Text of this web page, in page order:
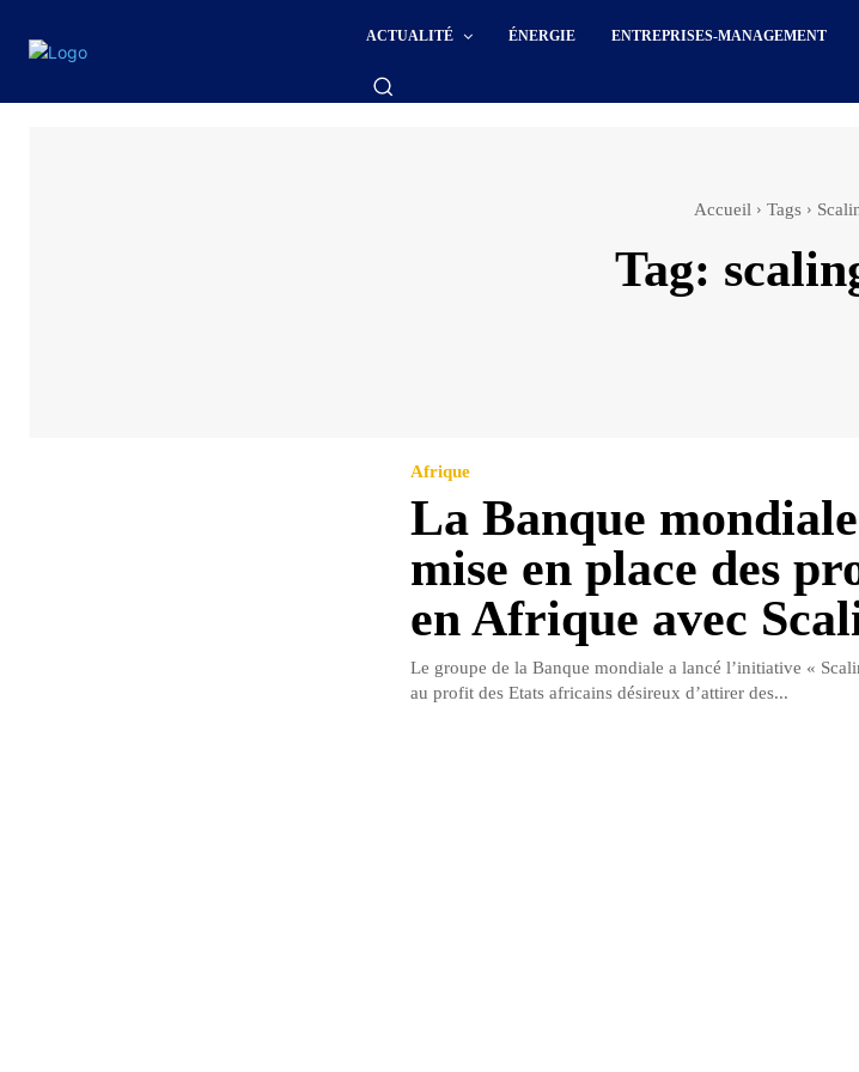
ACTUALITÉ ÉNERGIE ENTREPRISES-MANAGEMENT
Accueil Tags
Tag:
Afrique
La Banque
mise en place des
en Afrique avec
Le groupe de la Banque mondiale a lancé l’initiative «
au profit des Etats africains désireux d’attirer des...